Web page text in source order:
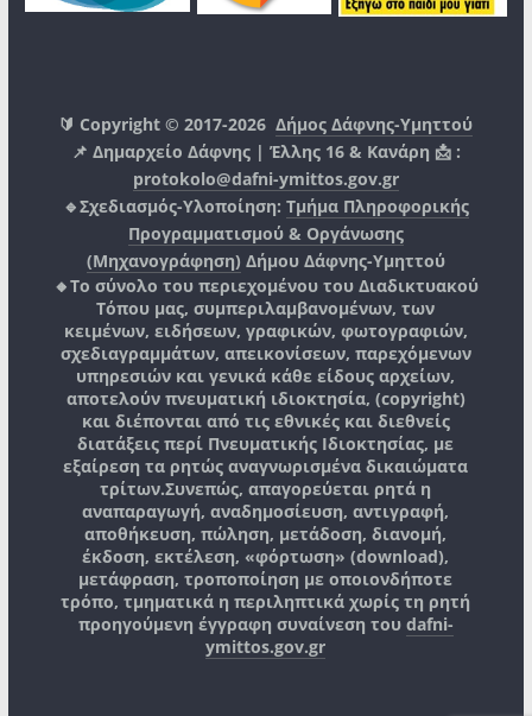
🔰 Copyright © 2017-2026Δήμος Δάφνης-Υμηττού
📌 Δημαρχείο Δάφνης | Έλλης 16 & Κανάρη 📩 :
protokolo@dafni-ymittos.gov.gr
🔹Σχεδιασμός-Υλοποίηση: Τμήμα Πληροφορικής
Προγραμματισμού & Οργάνωσης
(Μηχανογράφηση) Δήμου Δάφνης-Υμηττού
🔸Το σύνολο του περιεχομένου του Διαδικτυακού
Τόπου μας, συμπεριλαμβανομένων, των
κειμένων, ειδήσεων, γραφικών, φωτογραφιών,
σχεδιαγραμμάτων, απεικονίσεων, παρεχόμενων
υπηρεσιών και γενικά κάθε είδους αρχείων,
αποτελούν πνευματική ιδιοκτησία, (copyright)
και διέπονται από τις εθνικές και διεθνείς
διατάξεις περί Πνευματικής Ιδιοκτησίας, με
εξαίρεση τα ρητώς αναγνωρισμένα δικαιώματα
τρίτων.Συνεπώς, απαγορεύεται ρητά η
αναπαραγωγή, αναδημοσίευση, αντιγραφή,
αποθήκευση, πώληση, μετάδοση, διανομή,
έκδοση, εκτέλεση, «φόρτωση» (download),
μετάφραση, τροποποίηση με οποιονδήποτε
τρόπο, τμηματικά η περιληπτικά χωρίς τη ρητή
προηγούμενη έγγραφη συναίνεση του dafni-
ymittos.gov.gr